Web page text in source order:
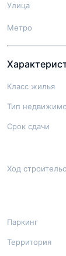
Улица
Метро
Класс жилья
Тип
Срок сдачи
Ход
Паркинг
Территория